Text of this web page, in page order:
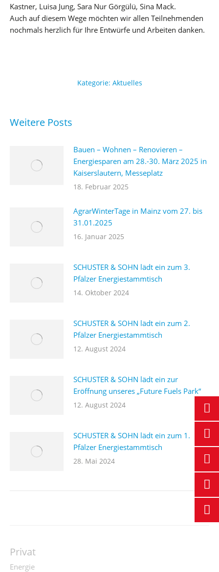
Kastner, Luisa Jung, Sara Nur Görgülü, Sina Mack.
Auch auf diesem Wege möchten wir allen Teilnehmenden
nochmals herzlich für Ihre Entwürfe und Arbeiten danken.
Kategorie: Aktuelles
Weitere Posts
Bauen – Wohnen – Renovieren –
Energiesparen am 28.-30. März 2025 in
Kaiserslautern, Messeplatz
18. Februar 2025
AgrarWinterTage in Mainz vom 27. bis
31.01.2025
16. Januar 2025
SCHUSTER & SOHN lädt ein zum 3.
Pfälzer Energiestammtisch
14. Oktober 2024
SCHUSTER & SOHN lädt ein zum 2.
Pfälzer Energiestammtisch
12. August 2024
SCHUSTER & SOHN lädt ein zur
Eröffnung unseres „Future Fuels Park“
12. August 2024
SCHUSTER & SOHN lädt ein zum 1.
Pfälzer Energiestammtisch
28. Mai 2024
Privat
Energie